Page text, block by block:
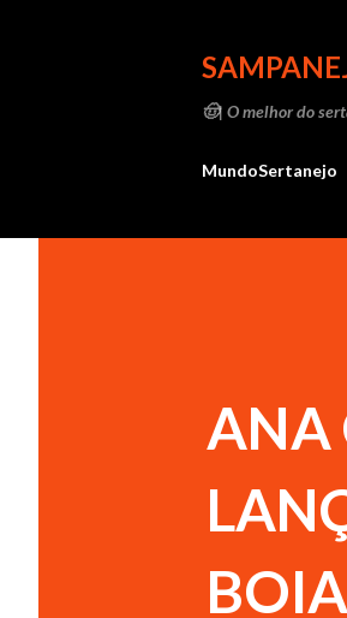
🤠| O melhor do
MundoSertanejo
ANA